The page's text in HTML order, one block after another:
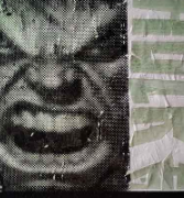
TOEVOEGEN AAN
WINKELWAGEN